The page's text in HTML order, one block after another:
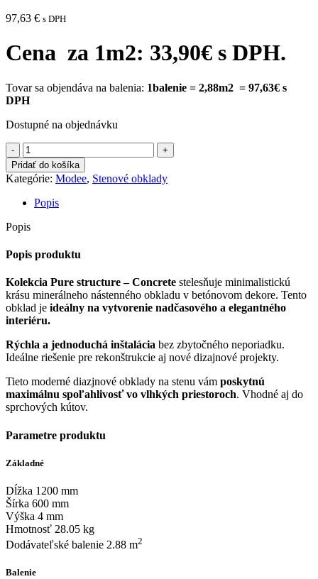
97,63 € s DPH
Cena za 1m2: 33,90€ s DPH.
Tovar sa objendáva na balenia: 1balenie = 2,88m2 = 97,63€ s
DPH
Dostupné na objednávku
množstvo
Minerálny
stenový
obklad
Modee
Pure
structure
Tile,
Mono
Cashmire
992WMT542C
Pridať do košíka
Kategórie: Modee, Stenové obklady
Popis
Popis
Popis produktu
Kolekcia Pure structure – Concrete stelesňuje minimalistickú
krásu minerálneho nástenného obkladu v betónovom dekore. Tento
obklad je ideálny na vytvorenie nadčasového a elegantného
interiéru.
Rýchla a jednoduchá inštalácia bez zbytočného neporiadku.
Ideálne riešenie pre rekonštrukcie aj nové dizajnové projekty.
Tieto moderné diazjnové obklady na stenu vám poskytnú
maximálnu spoľahlivosť vo vlhkých priestoroch. Vhodné aj do
sprchových kútov.
Parametre produktu
Základné
Dĺžka 1200 mm
Šírka 600 mm
Výška 4 mm
Hmotnosť 28.05 kg
Dodávateľské balenie 2.88 m2
Balenie